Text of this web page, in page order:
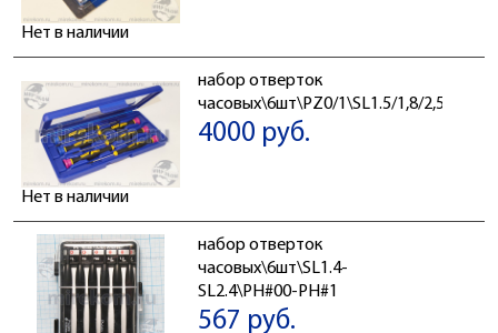
Нет в наличии
набор отверток
часовых\6шт\PZ0/1\SL1.5/1,8/2,5/3,0
4000 руб.
Нет в наличии
набор отверток
часовых\6шт\SL1.4-
SL2.4\PH#00-PH#1
567 руб.